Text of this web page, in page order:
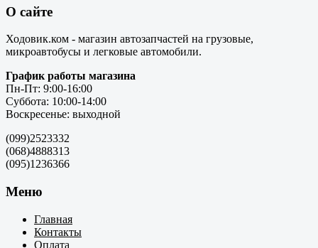
О сайте
Ходовик.ком - магазин автозапчастей на грузовые,
микроавтобусы и легковые автомобили.
График работы магазина
Пн-Пт: 9:00-16:00
Суббота: 10:00-14:00
Воскресенье: выходной
(099)2523332
(068)4888313
(095)1236366
Меню
Главная
Контакты
Оплата